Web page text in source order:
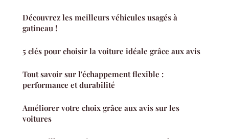
Découvrez les meilleurs véhicules usagés à
gatineau !
5 clés pour choisir la voiture idéale grâce aux avis
Tout savoir sur l'échappement flexible :
performance et durabilité
Améliorer votre choix grâce aux avis sur les
voitures